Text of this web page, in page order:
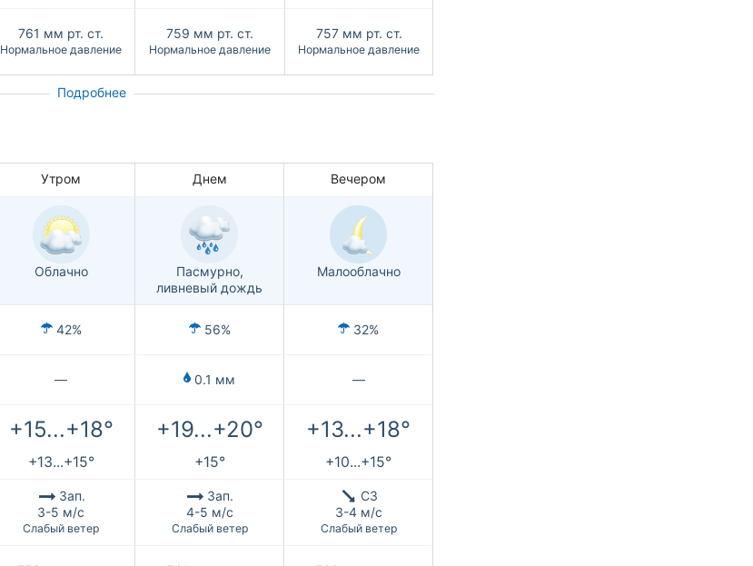
761 мм рт. ст.
Нормальное давление
759 мм рт. ст.
Нормальное давление
757 мм рт. ст.
Нормальное давление
Подробнее
Утром Днем Вечером
Облачно
Пасмурно,
ливневый дождь
Малооблачно
42% 56% 32%
— 0.1 мм —
+15...+18° +19...+20° +13...+18°
+13...+15° +15° +10...+15°
Зап.
3-5 м/с
Слабый ветер
Зап.
4-5 м/с
Слабый ветер
СЗ
3-4 м/с
Слабый ветер